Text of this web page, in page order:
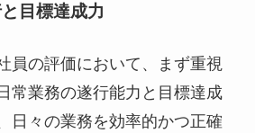
目標達成力
員の評価において、まず重視
常業務の遂行能力と目標達成
日々の業務を効率的かつ正確